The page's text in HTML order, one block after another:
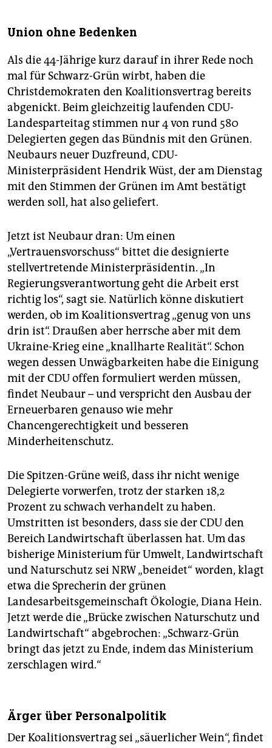
Union ohne Bedenken
Als die 44-Jährige kurz darauf in ihrer Rede noch
mal für Schwarz-Grün wirbt, haben die
Christdemokraten den Koalitionsvertrag bereits
abgenickt. Beim gleichzeitig laufenden CDU-
Landesparteitag stimmen nur 4 von rund 580
Delegierten gegen das Bündnis mit den Grünen.
Neubaurs neuer Duzfreund, CDU-
Ministerpräsident Hendrik Wüst, der am Dienstag
mit den Stimmen der Grünen im Amt bestätigt
werden soll, hat also geliefert.
Jetzt ist Neubaur dran: Um einen
„Vertrauensvorschuss“ bittet die designierte
stellvertretende Ministerpräsidentin. „In
Regierungsverantwortung geht die Arbeit erst
richtig los“, sagt sie. Natürlich könne diskutiert
werden, ob im Koalitionsvertrag „genug von uns
drin ist“. Draußen aber herrsche aber mit dem
Ukraine-Krieg eine „knallharte Realität“. Schon
wegen dessen Unwägbarkeiten habe die Einigung
mit der CDU offen formuliert werden müssen,
findet Neubaur – und verspricht den Ausbau der
Erneuerbaren genauso wie mehr
Chancengerechtigkeit und besseren
Minderheitenschutz.
Die Spitzen-Grüne weiß, dass ihr nicht wenige
Delegierte vorwerfen, trotz der starken 18,2
Prozent zu schwach verhandelt zu haben.
Umstritten ist besonders, dass sie der CDU den
Bereich Landwirtschaft überlassen hat. Um das
bisherige Ministerium für Umwelt, Landwirtschaft
und Naturschutz sei NRW „beneidet“ worden, klagt
etwa die Sprecherin der grünen
Landesarbeitsgemeinschaft Ökologie, Diana Hein.
Jetzt werde die „Brücke zwischen Naturschutz und
Landwirtschaft“ abgebrochen: „Schwarz-Grün
bringt das jetzt zu Ende, indem das Ministerium
zerschlagen wird.“
Ärger über Personalpolitik
Der Koalitionsvertrag sei „säuerlicher Wein“, findet